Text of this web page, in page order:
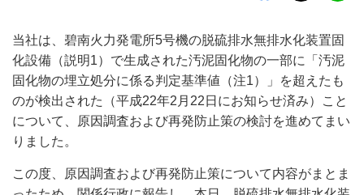
当社は、碧南火力発電所5号機の脱硫排水無排水化装置固
化設備（説明1）で生成された汚泥固化物の一部に「汚泥
固化物の埋立処分に係る判定基準値（注1）」を超えたも
のが検出された（平成22年2月22日にお知らせ済み）こと
について、原因調査および再発防止策の検討を進めてまい
りました。
この度、原因調査および再発防止策について内容がまとま